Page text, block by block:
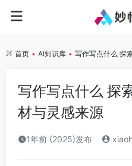
首页 • AI知识库 • 写作写点什么 探
写作写点什么 探
材与灵感来源
1年前 (2025)发布